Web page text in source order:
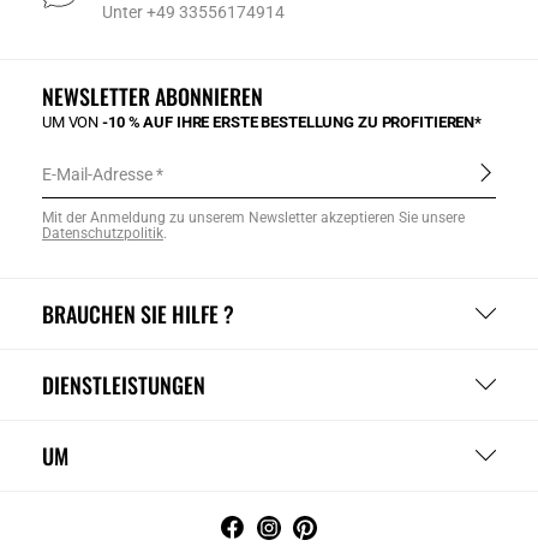
Unter +49 33556174914
BRAUCHEN SIE HILFE ?
DIENSTLEISTUNGEN
UM
NEWSLETTER ABONNIEREN
UM VON-10 % AUF IHRE ERSTE BESTELLUNG ZU PROFITIEREN*
E-Mail-Adresse
Mit der Anmeldung zu unserem Newsletter akzeptieren Sie unsere
Datenschutzpolitik.